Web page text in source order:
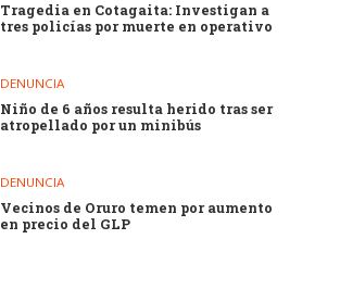
Tragedia en Cotagaita: Investigan a
tres policías por muerte en operativo
DENUNCIA
Niño de 6 años resulta herido tras ser
atropellado por un minibús
DENUNCIA
Vecinos de Oruro temen por aumento
en precio del GLP